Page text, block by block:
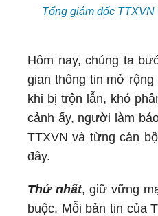
Tổng giám đốc
Hôm nay, chúng ta
gian thông tin mở
khi bị trộn lẫn, khó
cảnh ấy, người làm
TTXVN và từng cán
đây.
Thứ nhất, giữ vững
buộc. Mỗi bản tin của